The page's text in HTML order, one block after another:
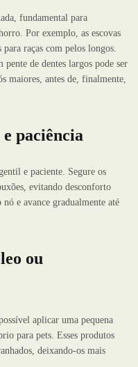
fundamental para
Por exemplo, as escovas
para raças com pelos longos.
pente de dentes largos pode ser
maiores, antes de, finalmente,
paciência
e paciente. Segure os
evitando desconforto
e avance gradualmente até
ou
aplicar uma pequena
para pets. Esses produtos
deixando-os mais